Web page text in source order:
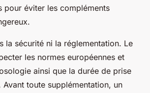
pour éviter les compléments
la sécurité ni la réglementation. Le
les normes européennes et
ainsi que la durée de prise
Avant toute supplémentation, un